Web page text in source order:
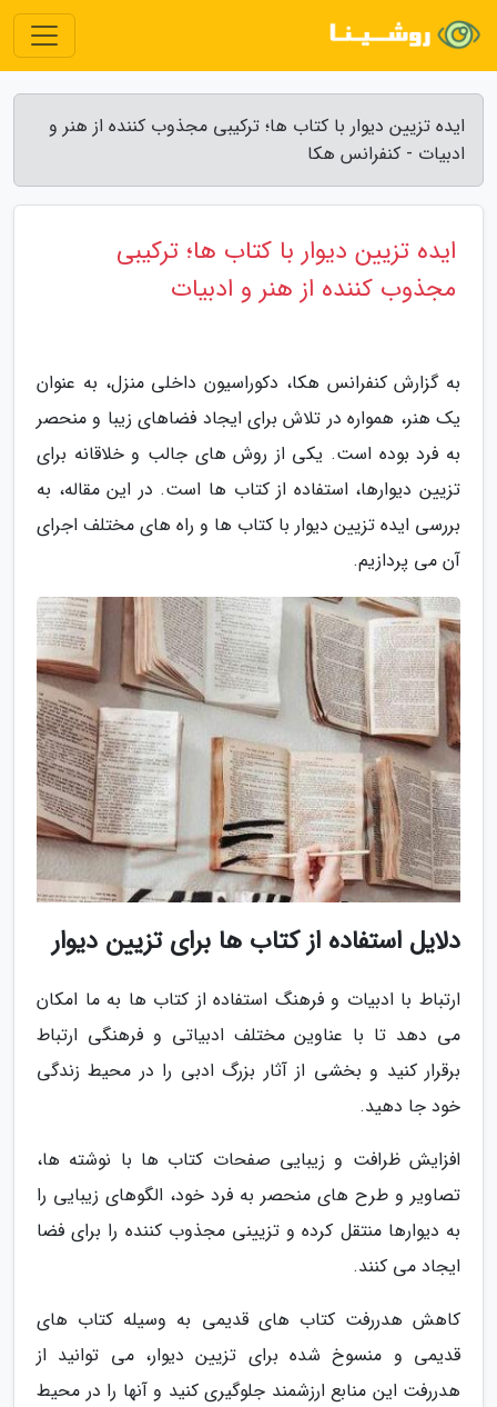
ایده تزیین دیوار با کتاب ها؛ ترکیبی مجذوب کننده از هنر و
ادبیات - کنفرانس هکا
ایده تزیین دیوار با کتاب ها؛ ترکیبی
مجذوب کننده از هنر و ادبیات
به گزارش کنفرانس هکا، دکوراسیون داخلی منزل، به عنوان
یک هنر، همواره در تلاش برای ایجاد فضاهای زیبا و منحصر
به فرد بوده است. یکی از روش های جالب و خلاقانه برای
تزیین دیوارها، استفاده از کتاب ها است. در این مقاله، به
بررسی ایده تزیین دیوار با کتاب ها و راه های مختلف اجرای
آن می پردازیم.
دلایل استفاده از کتاب ها برای تزیین دیوار
ارتباط با ادبیات و فرهنگ استفاده از کتاب ها به ما امکان
می دهد تا با عناوین مختلف ادبیاتی و فرهنگی ارتباط
برقرار کنید و بخشی از آثار بزرگ ادبی را در محیط زندگی
خود جا دهید.
افزایش ظرافت و زیبایی صفحات کتاب ها با نوشته ها،
تصاویر و طرح های منحصر به فرد خود، الگوهای زیبایی را
به دیوارها منتقل کرده و تزیینی مجذوب کننده را برای فضا
ایجاد می کنند.
کاهش هدررفت کتاب های قدیمی به وسیله کتاب های
قدیمی و منسوخ شده برای تزیین دیوار، می توانید از
هدررفت این منابع ارزشمند جلوگیری کنید و آنها را در محیط